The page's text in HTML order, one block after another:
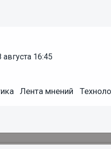
августа 16:45
Лента мнений